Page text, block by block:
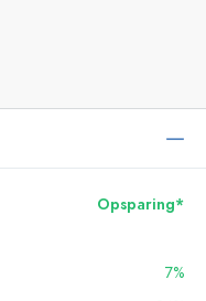
Opsparing*
7%